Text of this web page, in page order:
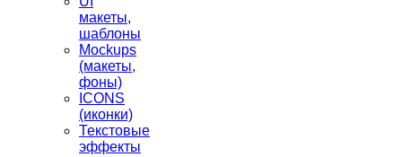
макеты,
шаблоны
Mockups
(макеты,
фоны)
ICONS
(иконки)
Текстовые
эффекты